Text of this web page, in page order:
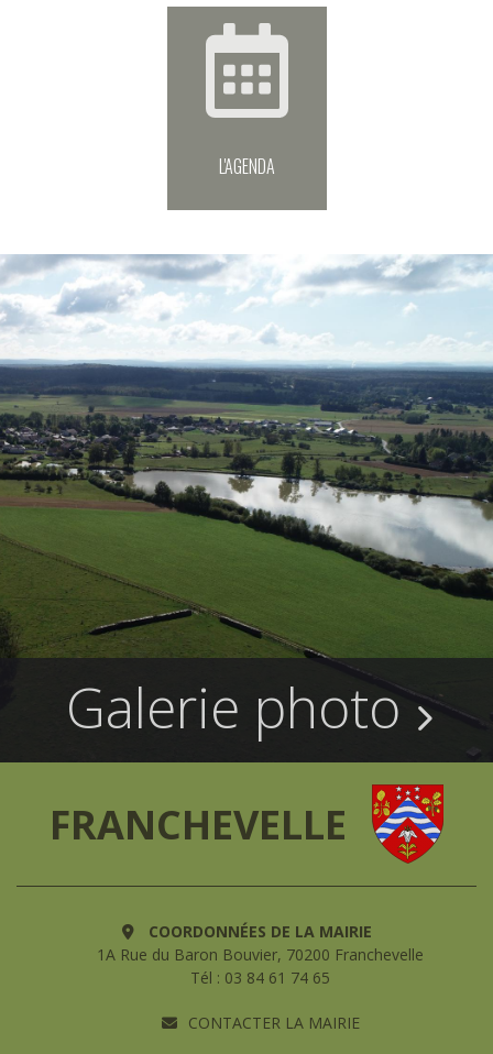
L'AGENDA
Galerie photo
FRANCHEVELLE
COORDONNÉES DE LA MAIRIE
1A Rue du Baron Bouvier, 70200 Franchevelle
Tél : 03 84 61 74 65
CONTACTER LA MAIRIE